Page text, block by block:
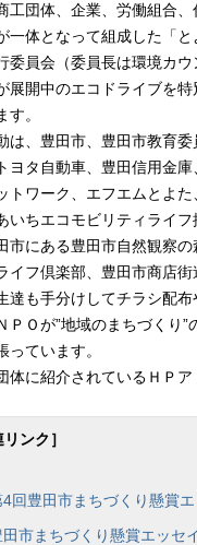
工団体、企業、労働組合
一体となって組成した「
委員会（委員長は環境カ
展開中のエコドライブを
す。
は、豊田市、豊田市教育
ヨタ自動車、豊田信用金
トワーク、エフエムとよ
いちエコモビリティライ
市にある豊田市自然観察
イフ倶楽部、豊田市商店
達も手分けしてチラシ配
ＰＯが”地域のまちづくり
っています。
体に紹介されているＨＰア
リンク］
4回豊田市まちづくり懸賞
田市まちづくり懸賞エッセ